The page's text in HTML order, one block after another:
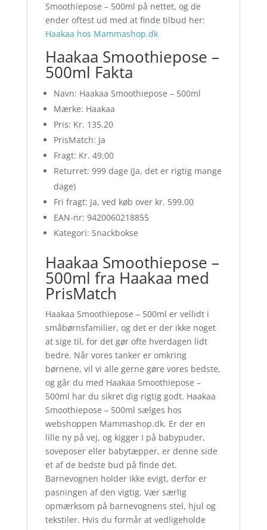
Smoothiepose – 500ml på nettet, og de
ender oftest ud med at finde tilbud her:
Haakaa hos Mammashop.dk
Haakaa Smoothiepose –
500ml Fakta
Navn: Haakaa Smoothiepose – 500ml
Mærke: Haakaa
Pris: Kr. 135.20
PrisMatch: Ja
Fragt: Kr. 49.00
Returret: 999 dage (Ja, det er rigtig mange
dage)
Fri fragt: Ja, ved køb over kr. 599.00
EAN-nr: 9420060218855
Kategori: Snackbokse
Haakaa Smoothiepose –
500ml fra Haakaa med
PrisMatch
Haakaa Smoothiepose – 500ml er vellidt i
småbørnsfamilier, og det er der ikke noget
at sige til, for det gør ofte hverdagen lidt
bedre. Når vores tanker er omkring
børnene, vil vi alle gerne gøre vores bedste,
og går du med Haakaa Smoothiepose –
500ml har du sikret dig rigtig godt. Haakaa
Smoothiepose – 500ml sælges hos
webshoppen Mammashop.dk. Er der en
lille ny på vej, og kigger I på babypuder,
soveposer eller babytæpper, er denne side
et af de bedste bud på finde det.
Barnevognen holder ikke evigt, derfor er
pasningen af den vigtig. Vær særlig
opmærksom på barnevognens stel, hjul og
tekstiler. Hvis du formår at vedligeholde